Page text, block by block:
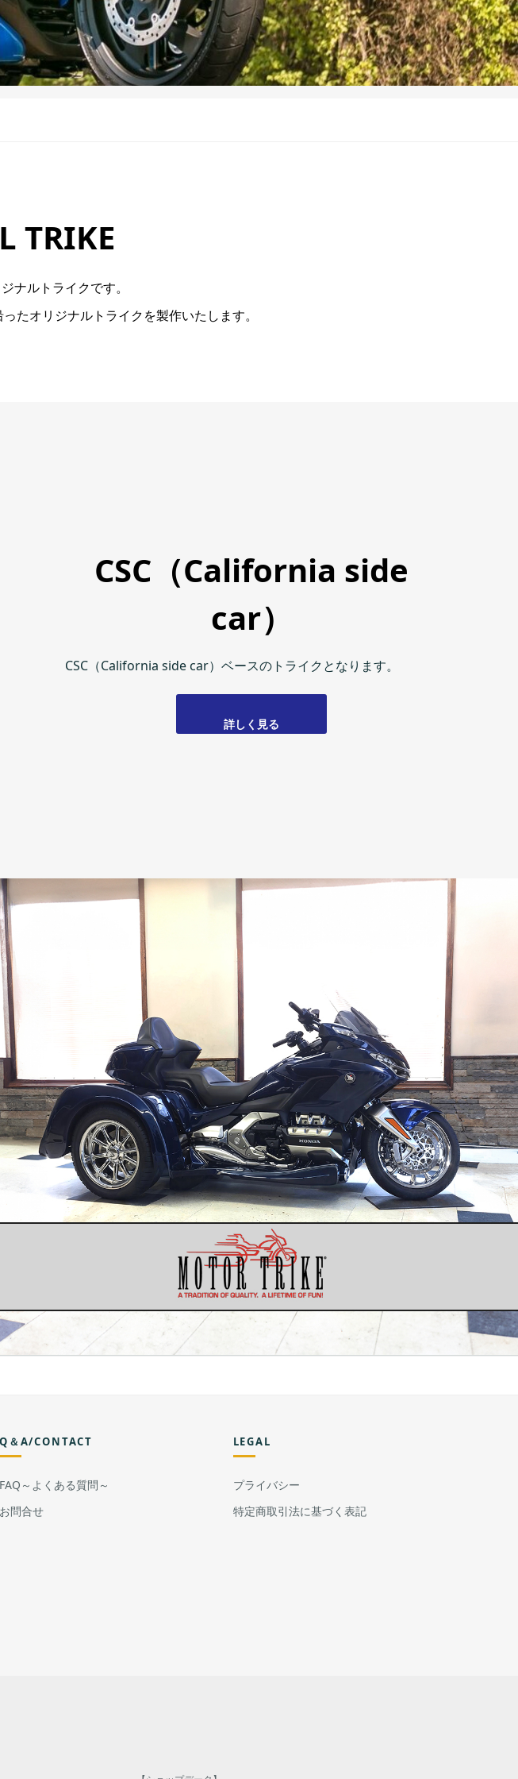
TRIKE
ナルトライクです。
たオリジナルトライクを製作いたします。
CSC（California side
car）
CSC（California side car）ベースのトライクとなります。
詳しく見る
Q＆A/CONTACT
FAQ～よくある質問～
お問合せ
LEGAL
プライバシー
特定商取引法に基づく表記